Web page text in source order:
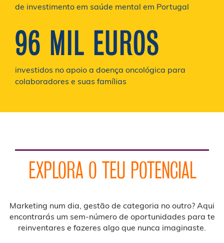
de investimento em saúde mental em Portugal
96 MIL EUROS
investidos no apoio a doença oncológica para
colaboradores e suas famílias
EXPLORA O TEU POTENCIAL
Marketing num dia, gestão de categoria no outro? Aqui
encontrarás um sem-número de oportunidades para te
reinventares e fazeres algo que nunca imaginaste.